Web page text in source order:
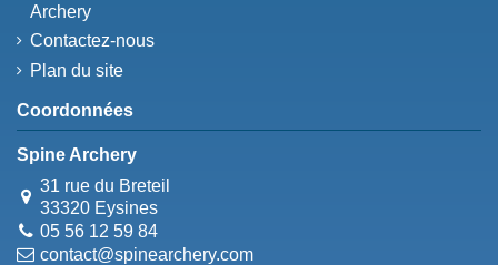
Archery
Contactez-nous
Plan du site
Coordonnées
Spine Archery
31 rue du Breteil
33320 Eysines
05 56 12 59 84
contact@spinearchery.com